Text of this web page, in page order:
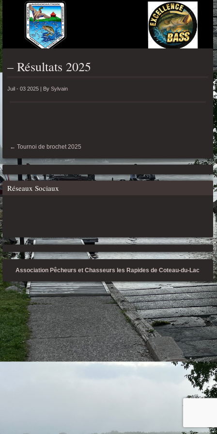
– Résultats 2025
Juil - 03 2025 | By Sylvain
← Tournoi de brochet 2025
Réseaux Sociaux
Association Pêcheurs et Chasseurs les Rapides de Coteau-du-Lac